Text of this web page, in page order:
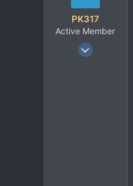
PK317
Active Member
11 Окт 2020